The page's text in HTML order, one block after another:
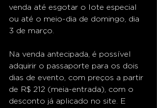
venda até esgotar o lote especial
ou até o meio-dia de domingo, dia
3 de março.
Na venda antecipada, é possível
adquirir o passaporte para os dois
dias de evento, com preços a partir
de R$ 212 (meia-entrada), com o
desconto já aplicado no site. E